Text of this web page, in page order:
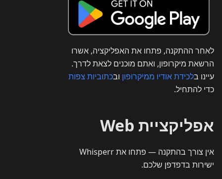
לאחר ההתקנה, פתחו את האפליקציה, אשרו
הרשאת מיקרופון, ואתם מוכנים לצאת לדרך.
עיינו בלכידת אודיו ממיקרופון ובכתוביות צפות
כדי להתחיל.
אפליקציית Web
אין צורך בהתקנה — פתחו את Whisperr
ישירות בדפדפן שלכם.